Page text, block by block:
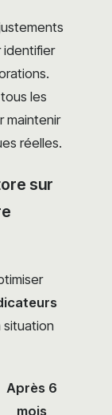
identifier
les
maintenir
réelles.
sur
situation
Après 6
mois